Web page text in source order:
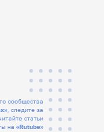
сообщества
, следите за
читайте статьи
на«Rutube»